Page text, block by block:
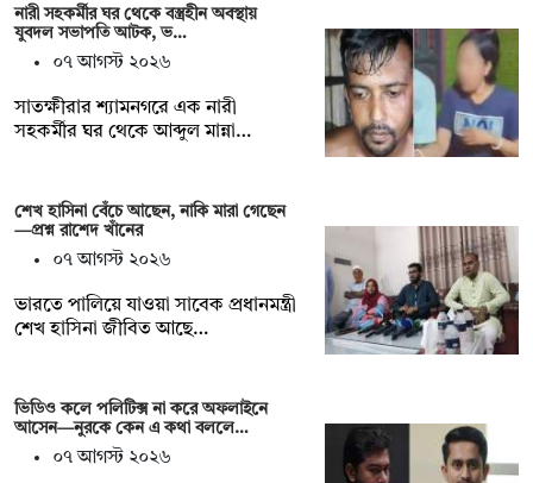
নারী সহকর্মীর ঘর থেকে বস্ত্রহীন অবস্থায়
যুবদল সভাপতি আটক, ভ…
০৭ আগস্ট ২০২৬
সাতক্ষীরার শ্যামনগরে এক নারী
সহকর্মীর ঘর থেকে আব্দুল মান্না…
শেখ হাসিনা বেঁচে আছেন, নাকি মারা গেছেন
—প্রশ্ন রাশেদ খাঁনের
০৭ আগস্ট ২০২৬
ভারতে পালিয়ে যাওয়া সাবেক প্রধানমন্ত্রী
শেখ হাসিনা জীবিত আছে…
ভিডিও কলে পলিটিক্স না করে অফলাইনে
আসেন—নুরকে কেন এ কথা বললে…
০৭ আগস্ট ২০২৬